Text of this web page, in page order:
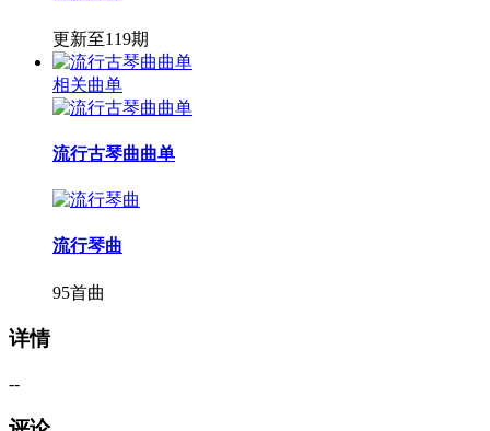
更新至119期
相关曲单
流行古琴曲曲单
流行琴曲
95首曲
详情
--